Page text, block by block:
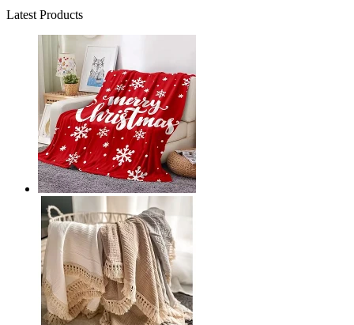
Latest Products